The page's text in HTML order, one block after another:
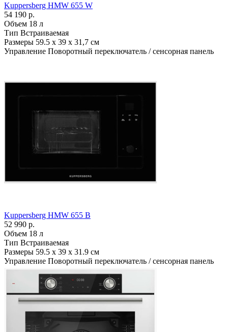
Kuppersberg HMW 655 W
54 190 р.
Объем 18 л
Тип Встраиваемая
Размеры 59.5 х 39 х 31,7 см
Управление Поворотный переключатель / сенсорная панель
Kuppersberg HMW 655 B
52 990 р.
Объем 18 л
Тип Встраиваемая
Размеры 59.5 х 39 х 31.9 см
Управление Поворотный переключатель / сенсорная панель